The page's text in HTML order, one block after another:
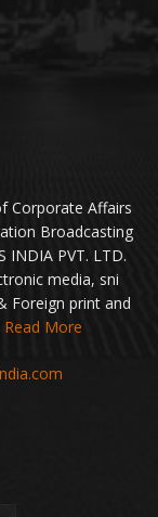
Corporate Affairs
Broadcasting
INDIA PVT. LTD.
media, sni
Foreign print and
Read More